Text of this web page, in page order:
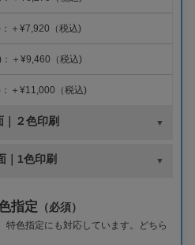
＋¥7,920（税込)
＋¥9,460（税込)
＋¥11,000（税込)
｜２色印刷
｜1色印刷
指定 （必須）
特色指定にも対応しています。どちら